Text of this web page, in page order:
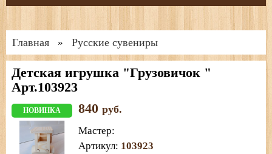
Главная » Русские сувениры
Детская игрушка "Грузовичок "
Арт.103923
НОВИНКА 840 руб.
Мастер:
Артикул: 103923